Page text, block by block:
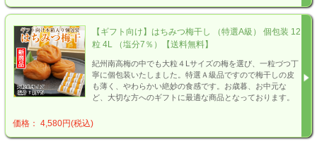
【ギフト向け】はちみつ梅干し （特選A級） 個包装 12
粒 4L （塩分7％）【送料無料】
紀州南高梅の中でも大粒４Lサイズの梅を選び、一粒づつ丁
寧に個包装いたしました。特選Ａ級品ですので梅干しの皮
も薄く、やわらかい絶妙の食感です。お歳暮、お中元な
ど、大切な方へのギフトに最適な商品となっております。
価格： 4,580円(税込)